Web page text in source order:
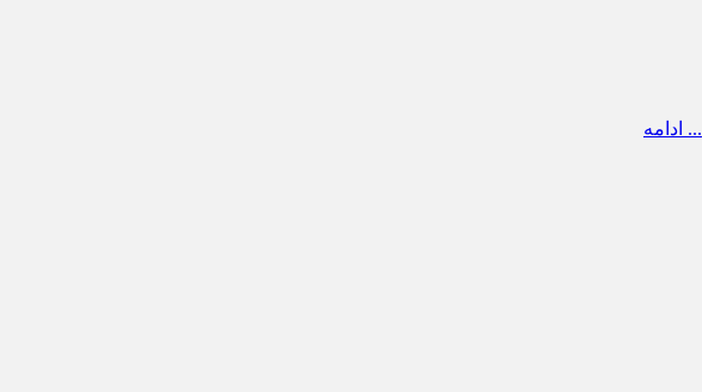
... ادامه